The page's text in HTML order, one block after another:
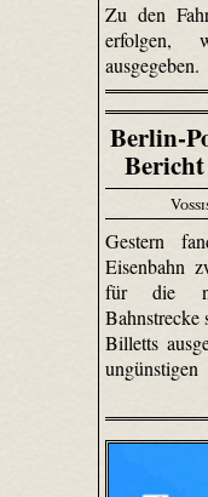
Zu den
erfolgen,
ausgegeben.
Berlin-
Gestern
Eisenbahn
für die
Bahnstrecke
Billetts